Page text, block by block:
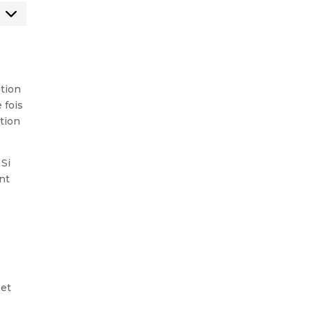
Marketing
fois